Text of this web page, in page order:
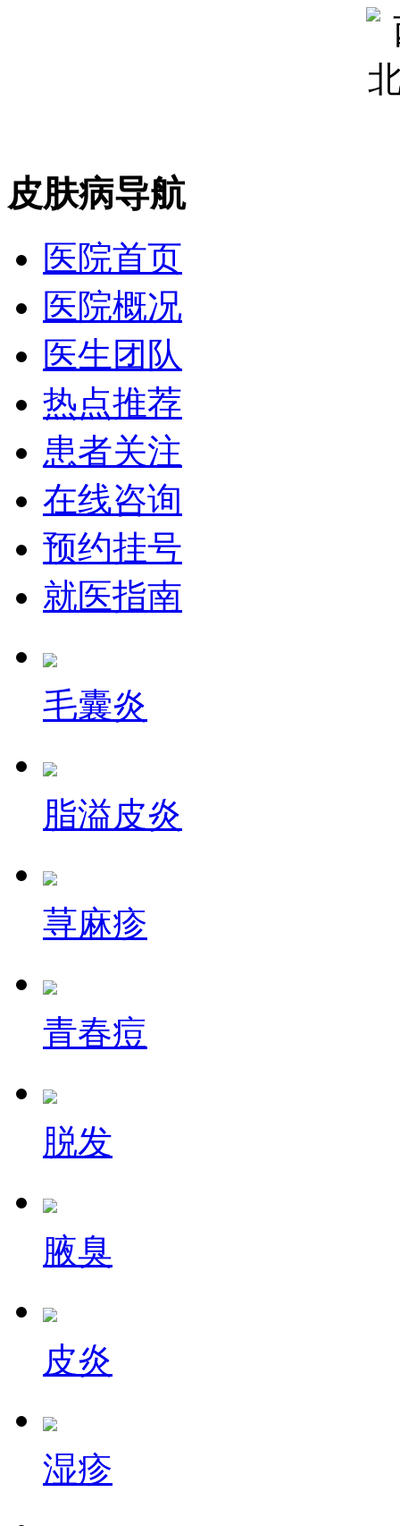
皮肤病导航
医院首页
医院概况
医生团队
热点推荐
患者关注
在线咨询
预约挂号
就医指南
毛囊炎
脂溢皮炎
荨麻疹
青春痘
脱发
腋臭
皮炎
湿疹